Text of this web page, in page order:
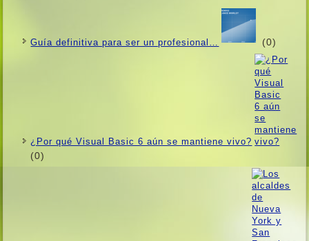
Guí­a definitiva para ser un profesional… (0)
¿Por qué Visual Basic 6 aún se mantiene vivo?
(0)